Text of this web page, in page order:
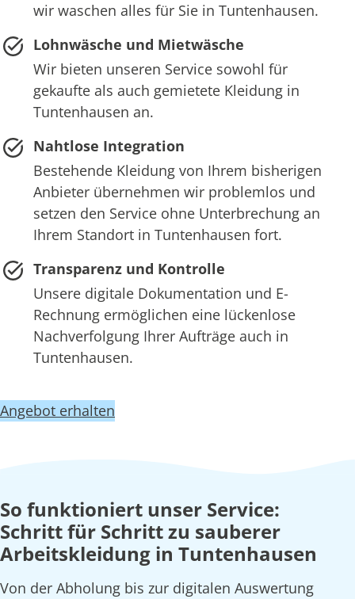
wir waschen alles für Sie in Tuntenhausen.
Lohnwäsche und Mietwäsche
Wir bieten unseren Service sowohl für
gekaufte als auch gemietete Kleidung in
Tuntenhausen an.
Nahtlose Integration
Bestehende Kleidung von Ihrem bisherigen
Anbieter übernehmen wir problemlos und
setzen den Service ohne Unterbrechung an
Ihrem Standort in Tuntenhausen fort.
Transparenz und Kontrolle
Unsere digitale Dokumentation und E-
Rechnung ermöglichen eine lückenlose
Nachverfolgung Ihrer Aufträge auch in
Tuntenhausen.
Angebot erhalten
So funktioniert unser Service:
Schritt für Schritt zu sauberer
Arbeitskleidung in Tuntenhausen
Von der Abholung bis zur digitalen Auswertung